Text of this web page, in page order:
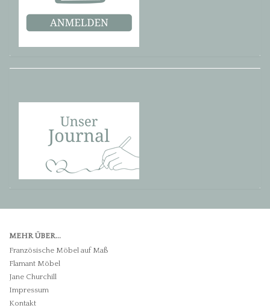
MEHR ÜBER...
Französische Möbel auf Maß
Flamant Möbel
Jane Churchill
Impressum
Kontakt